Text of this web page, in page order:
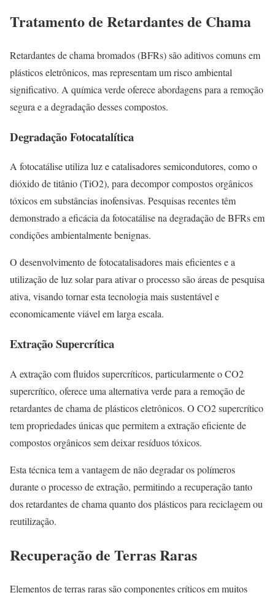
Tratamento de Retardantes de Chama
Retardantes de chama bromados (BFRs) são aditivos comuns em
plásticos eletrônicos, mas representam um risco ambiental
significativo. A química verde oferece abordagens para a remoção
segura e a degradação desses compostos.
Degradação Fotocatalítica
A fotocatálise utiliza luz e catalisadores semicondutores, como o
dióxido de titânio (TiO2), para decompor compostos orgânicos
tóxicos em substâncias inofensivas. Pesquisas recentes têm
demonstrado a eficácia da fotocatálise na degradação de BFRs em
condições ambientalmente benignas.
O desenvolvimento de fotocatalisadores mais eficientes e a
utilização de luz solar para ativar o processo são áreas de pesquisa
ativa, visando tornar esta tecnologia mais sustentável e
economicamente viável em larga escala.
Extração Supercrítica
A extração com fluidos supercríticos, particularmente o CO2
supercrítico, oferece uma alternativa verde para a remoção de
retardantes de chama de plásticos eletrônicos. O CO2 supercrítico
tem propriedades únicas que permitem a extração eficiente de
compostos orgânicos sem deixar resíduos tóxicos.
Esta técnica tem a vantagem de não degradar os polímeros
durante o processo de extração, permitindo a recuperação tanto
dos retardantes de chama quanto dos plásticos para reciclagem ou
reutilização.
Recuperação de Terras Raras
Elementos de terras raras são componentes críticos em muitos